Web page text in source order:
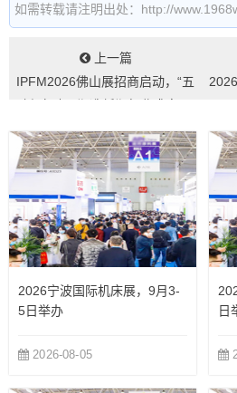
如需转载请注明出处：http://
上一篇
IPFM2026佛山展招商启动，“五
2026宁波国际机床展，9月3-
5日举办
2026-08-05
日